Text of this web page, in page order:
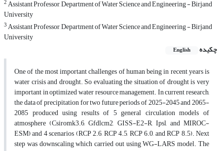
2Assistant Professor, Department of Water Science and Engineering - Birjand
University
3Assistant Professor, Department of Water Science and Engineering - Birjand
University
چکیده
English
One of the most important challenges of human being in recent years is
water crisis and drought. So evaluating the situation of drought is very
important in optimized water resource management. In current research,
the data of precipitation for two future periods of 2025-2045 and 2065-
2085 produced using results of 5 general circulation models of
atmosphere (Csiromk3.6, Gfdlcm2, GISS-E2-R, Ipsl, and MIROC-
ESM) and 4 scenarios (RCP 2.6, RCP 4.5, RCP 6.0, and RCP 8.5). Next
step was downscaling which carried out using WG-LARS model. The